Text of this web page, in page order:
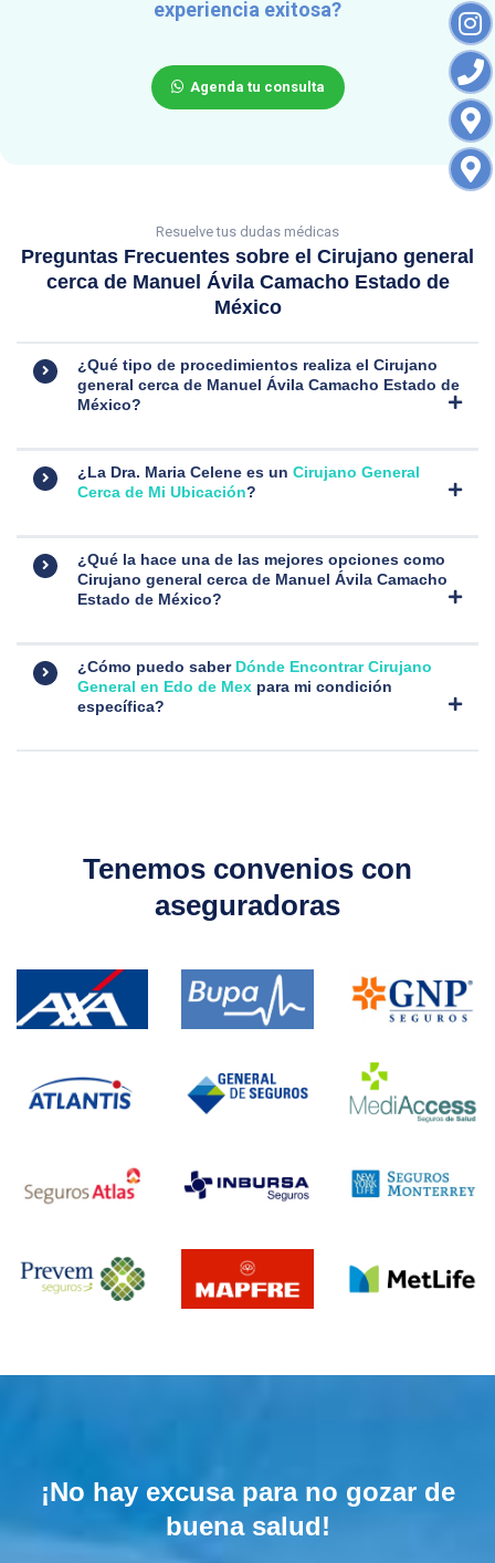
experiencia exitosa?
Agenda tu consulta
Resuelve tus dudas médicas
Preguntas Frecuentes sobre el Cirujano general
cerca de Manuel Ávila Camacho Estado de
México
¿Qué tipo de procedimientos realiza el Cirujano
general cerca de Manuel Ávila Camacho Estado de
México?
¿La Dra. Maria Celene es un Cirujano General
Cerca de Mi Ubicación?
¿Qué la hace una de las mejores opciones como
Cirujano general cerca de Manuel Ávila Camacho
Estado de México?
¿Cómo puedo saber Dónde Encontrar Cirujano
General en Edo de Mex para mi condición
específica?
Tenemos convenios con
aseguradoras
¡No hay excusa para no gozar de
buena salud!